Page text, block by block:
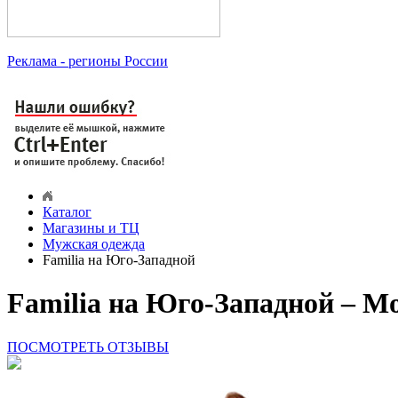
Реклама - регионы России
Каталог
Магазины и ТЦ
Мужская одежда
Familia на Юго­-Западной
Familia на Юго­-Западной –
ПОСМОТРЕТЬ ОТЗЫВЫ